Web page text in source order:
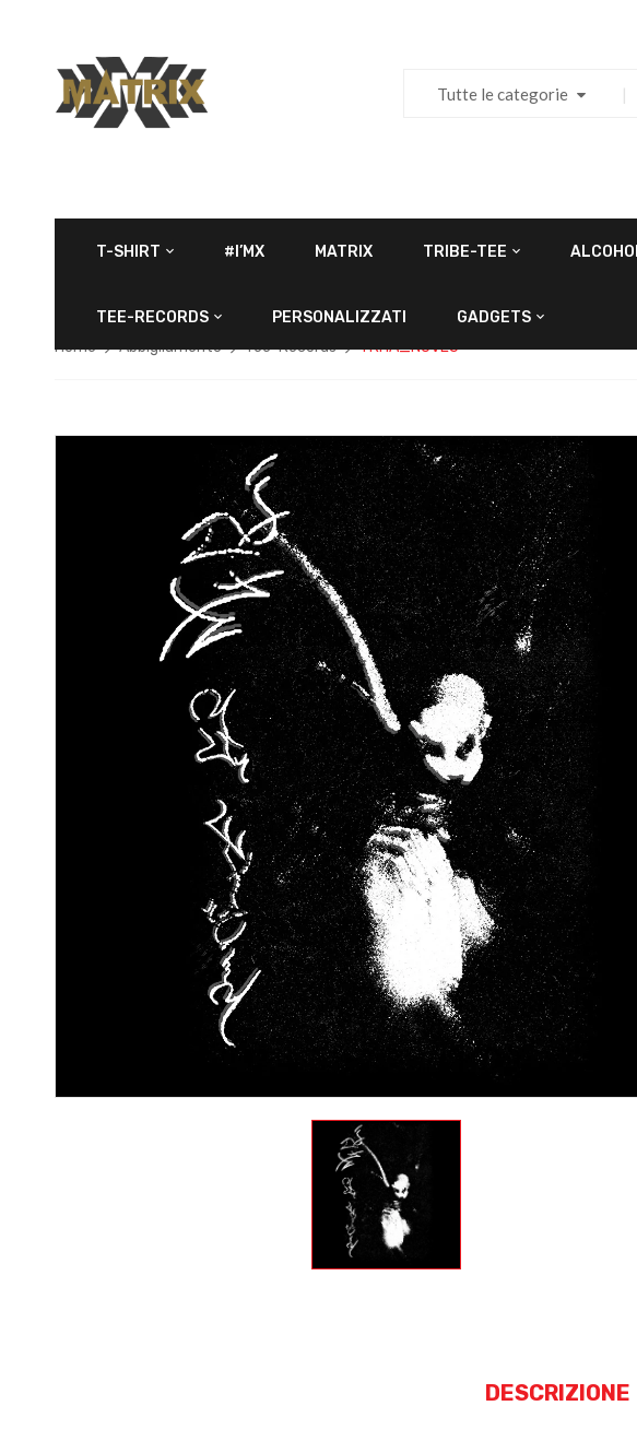
Tutte le categorie
T-SHIRT #I’MX MATRIX TRIBE-TEE
TEE-RECORDS PERSONALIZZATI GADGETS
Home Abbigliamento Tee-Records TRHA_NOVEJ
DESCRIZIONE